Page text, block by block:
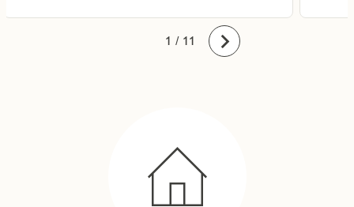
1
2
3
4
5
6
7
8
9
10
11 / 11 Fremover